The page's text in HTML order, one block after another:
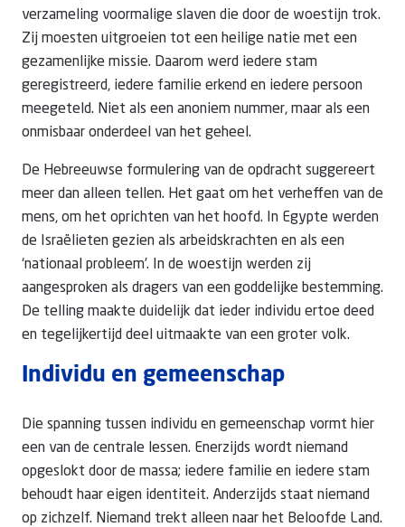
verzameling voormalige slaven die door de woestijn trok.
Zij moesten uitgroeien tot een heilige natie met een
gezamenlijke missie. Daarom werd iedere stam
geregistreerd, iedere familie erkend en iedere persoon
meegeteld. Niet als een anoniem nummer, maar als een
onmisbaar onderdeel van het geheel.
De Hebreeuwse formulering van de opdracht suggereert
meer dan alleen tellen. Het gaat om het verheffen van de
mens, om het oprichten van het hoofd. In Egypte werden
de Israëlieten gezien als arbeidskrachten en als een
‘nationaal probleem’. In de woestijn werden zij
aangesproken als dragers van een goddelijke bestemming.
De telling maakte duidelijk dat ieder individu ertoe deed
en tegelijkertijd deel uitmaakte van een groter volk.
Individu en gemeenschap
Die spanning tussen individu en gemeenschap vormt hier
een van de centrale lessen. Enerzijds wordt niemand
opgeslokt door de massa; iedere familie en iedere stam
behoudt haar eigen identiteit. Anderzijds staat niemand
op zichzelf. Niemand trekt alleen naar het Beloofde Land.